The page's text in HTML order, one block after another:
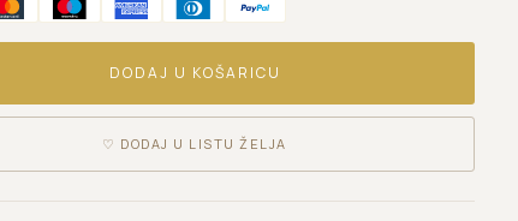
DODAJ U KOŠARICU
♡ DODAJ U LISTU ŽELJA